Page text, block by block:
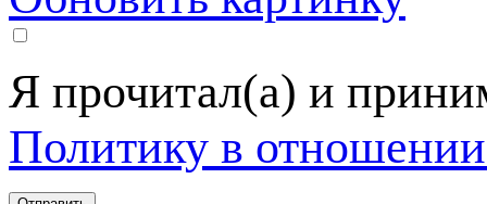
Я прочитал(а) и
Политику в